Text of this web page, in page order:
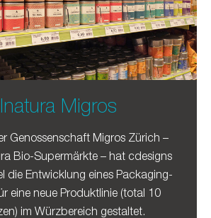
Migros
Genossenschaft Migros Zürich –
Bio-Supermärkte – hat cdesigns
die Entwicklung eines Packaging-
eine neue Produktlinie (total 10
im Würzbereich gestaltet.